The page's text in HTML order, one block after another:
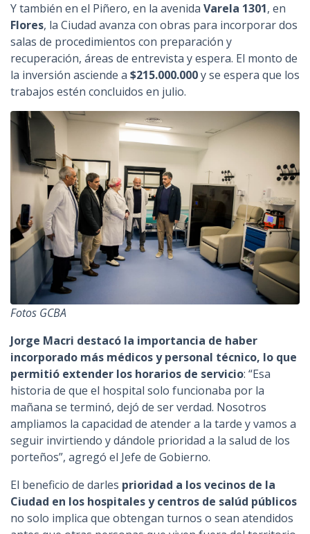
Y también en el Piñero, en la avenida Varela 1301, en
Flores, la Ciudad avanza con obras para incorporar dos
salas de procedimientos con preparación y
recuperación, áreas de entrevista y espera. El monto de
la inversión asciende a $215.000.000y se espera que los
trabajos estén concluidos en julio.
Fotos GCBA
Jorge Macri destacó la importancia de haber
incorporado más médicos y personal técnico, lo que
permitió extender los horarios de servicio: “Esa
historia de que el hospital solo funcionaba por la
mañana se terminó, dejó de ser verdad. Nosotros
ampliamos la capacidad de atender a la tarde y vamos a
seguir invirtiendo y dándole prioridad a la salud de los
porteños”, agregó el Jefe de Gobierno.
El beneficio de darles prioridad a los vecinos de la
Ciudad en los hospitales y centros de salúd públicos
no solo implica que obtengan turnos o sean atendidos